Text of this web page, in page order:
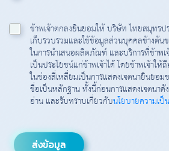
ข้าพเจ้าตกลงยินยอมให้ บริษัท ไทยสมุทร
เก็บรวบรวมและใช้ข้อมูลส่วนบุคคลข้างต้น
ในการนำเสนอผลิตภัณฑ์ และบริการที่ข้าพ
เป็นประโยชน์แก่ข้าพเจ้าได้ โดยข้าพเจ้าให้
ในช่องสี่เหลี่ยมเป็นการแสดงเจตนายินยอ
ชื่อเป็นหลักฐาน ทั้งนี้ก่อนการแสดงเจตนาดั
อ่าน และรับทราบเกี่ยวกับนโยบายความเ